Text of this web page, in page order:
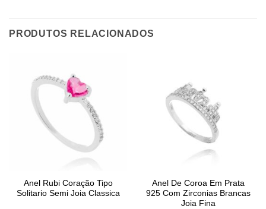
PRODUTOS RELACIONADOS
Anel Rubi Coração Tipo
Solitario Semi Joia Classica
Anel De Coroa Em Prata
925 Com Zirconias Brancas
Joia Fina